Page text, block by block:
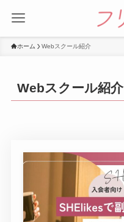
ホーム Webスクール紹介
Webスクール紹介